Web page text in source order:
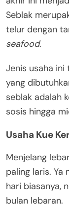
Seblak
telur dengan
seafood.
Jenis usaha
yang
seblak adalah
sosis hingga
Usaha Kue
Menjelang
paling laris. Ya
hari biasanya,
bulan lebaran.